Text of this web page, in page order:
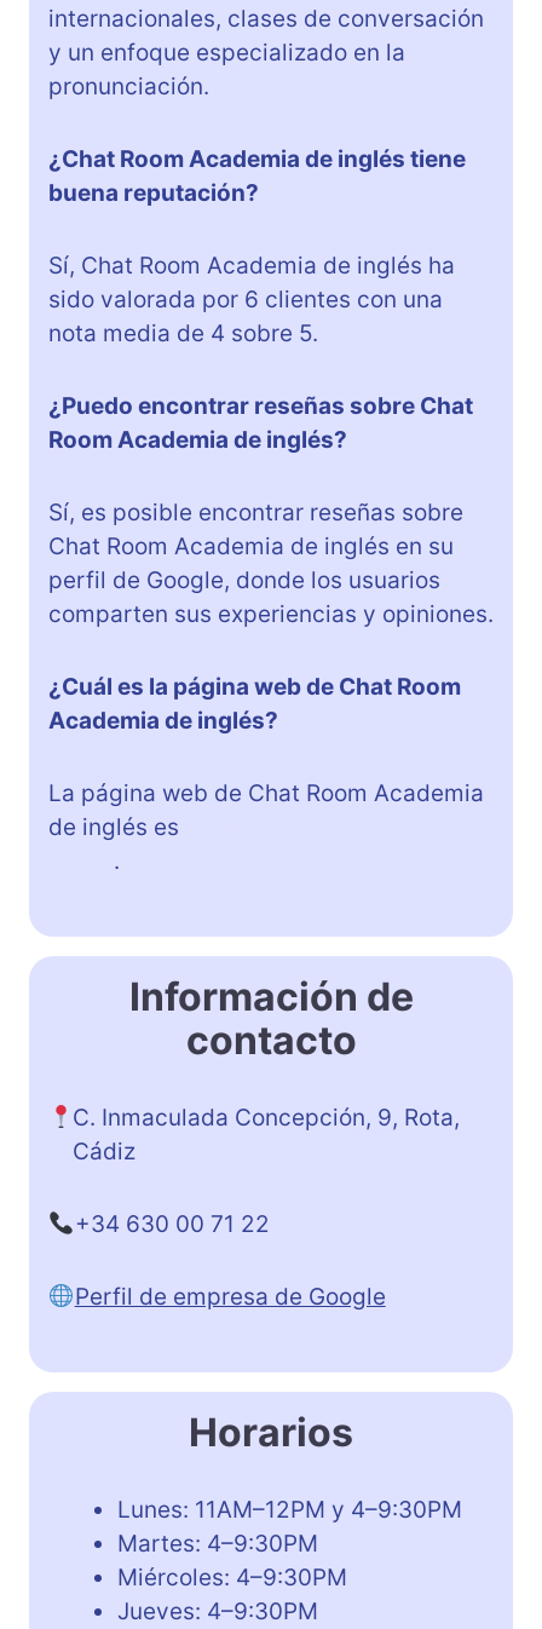
internacionales, clases de conversación
y un enfoque especializado en la
pronunciación.
¿Chat Room Academia de inglés tiene
buena reputación?
Sí, Chat Room Academia de inglés ha
sido valorada por 6 clientes con una
nota media de 4 sobre 5.
¿Puedo encontrar reseñas sobre Chat
Room Academia de inglés?
Sí, es posible encontrar reseñas sobre
Chat Room Academia de inglés en su
perfil de Google, donde los usuarios
comparten sus experiencias y opiniones.
¿Cuál es la página web de Chat Room
Academia de inglés?
La página web de Chat Room Academia
de inglés es
.
Información de
contacto
C. Inmaculada Concepción, 9, Rota,
Cádiz
+34 630 00 71 22
Perfil de empresa de Google
Horarios
Lunes: 11AM–12PM y 4–9:30PM
Martes: 4–9:30PM
Miércoles: 4–9:30PM
Jueves: 4–9:30PM